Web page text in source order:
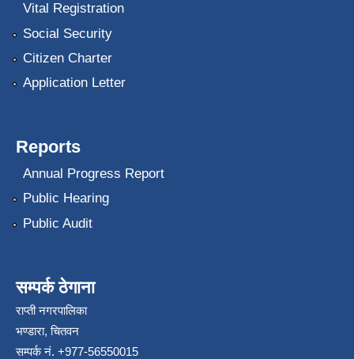
Vital Registration
Social Security
Citizen Charter
Application Letter
Reports
Annual Progress Report
Public Hearing
Public Audit
सम्पर्क ठेगाना
राप्ती नगरपालिका
भण्डारा, चितवन
सम्पर्क नं. +977-56550015